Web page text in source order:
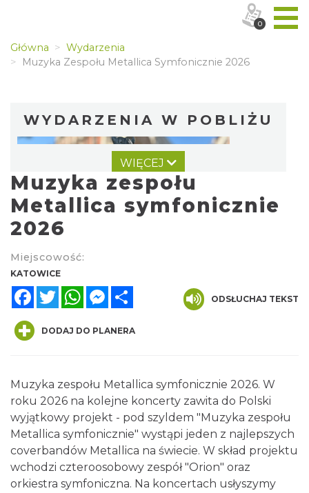
Główna
Wydarzenia
Muzyka Zespołu Metallica Symfonicznie 2026
WYDARZENIA W POBLIŻU
9.08.2026
Katowice
0.59 km
Alicja Majewska & Włodzimierz Korcz &
Warsaw String Quartet - Jubileusz
Katowice
2026-09-18
1.16 km
WIĘCEJ
Muzyka zespołu
Metallica symfonicznie
2026
Miejscowość:
KATOWICE
FacebookTwitterWhatsAppMessenger
ODSŁUCHAJ TEKST
DODAJ DO PLANERA
Muzyka zespołu Metallica symfonicznie 2026. W
roku 2026 na kolejne koncerty zawita do Polski
wyjątkowy projekt - pod szyldem "Muzyka zespołu
Metallica symfonicznie" wystąpi jeden z najlepszych
coverbandów Metallica na świecie. W skład projektu
wchodzi czteroosobowy zespół "Orion" oraz
orkiestra symfoniczna. Na koncertach usłyszymy
0